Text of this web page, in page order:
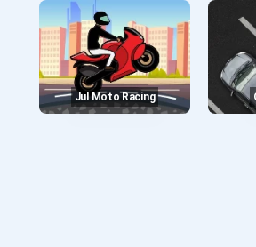
Jul Moto Racing